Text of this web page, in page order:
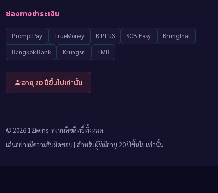
ช่องทางชำระเงิน
PromptPay TrueMoney K PLUS SCB Easy
Krungthai
Bangkok Bank
Krungsri TMB
อายุ 20 ปีขึ้นไปเท่านั้น
© 2026 12iwins. สงวนลิขสิทธิ์ทั้งหมด.
เล่นอย่างมีความรับผิดชอบ | สำหรับผู้ที่มีอายุ 20 ปีขึ้นไปเท่านั้น